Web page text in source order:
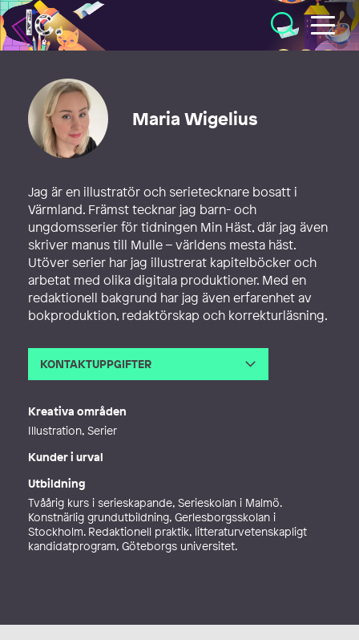
Illustratörcentrum
Maria Wigelius
Jag är en illustratör och serietecknare bosatt i
Värmland. Främst tecknar jag barn- och
ungdomsserier för tidningen Min Häst, där jag även
skriver manus till Mulle – världens mesta häst.
Utöver serier har jag illustrerat kapitelböcker och
arbetat med olika digitala produktioner. Med en
redaktionell bakgrund har jag även erfarenhet av
bokproduktion, redaktörskap och korrekturläsning.
KONTAKTUPPGIFTER
Kreativa områden
Illustration, Serier
Kunder i urval
Utbildning
Tvåårig kurs i serieskapande, Serieskolan i Malmö.
Konstnärlig grundutbildning, Gerlesborgsskolan i
Stockholm. Redaktionell praktik, litteraturvetenskapligt
kandidatprogram, Göteborgs universitet.